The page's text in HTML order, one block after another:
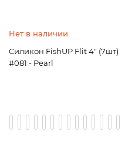
Нет в наличии
Силикон FishUP Flit 4" (7шт)
#081 - Pearl